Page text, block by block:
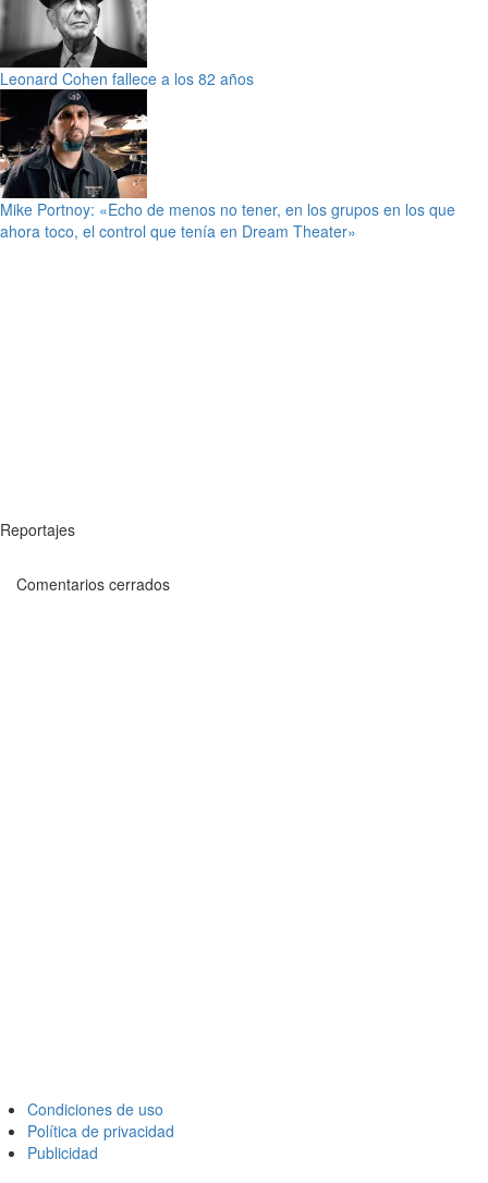
Leonard Cohen fallece a los 82 años
Mike Portnoy: «Echo de menos no tener, en los grupos en los que
ahora toco, el control que tenía en Dream Theater»
Reportajes
Comentarios cerrados
Condiciones de uso
Política de privacidad
Publicidad